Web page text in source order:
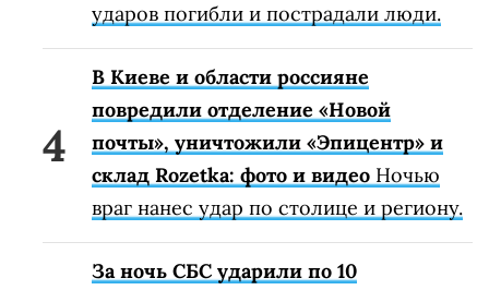
ударов погибли и пострадали люди.
В Киеве и области россияне
повредили отделение «Новой
почты», уничтожили «Эпицентр» и
склад Rozetka: фото и видео Ночью
враг нанес удар по столице и региону.
За ночь СБС ударили по 10